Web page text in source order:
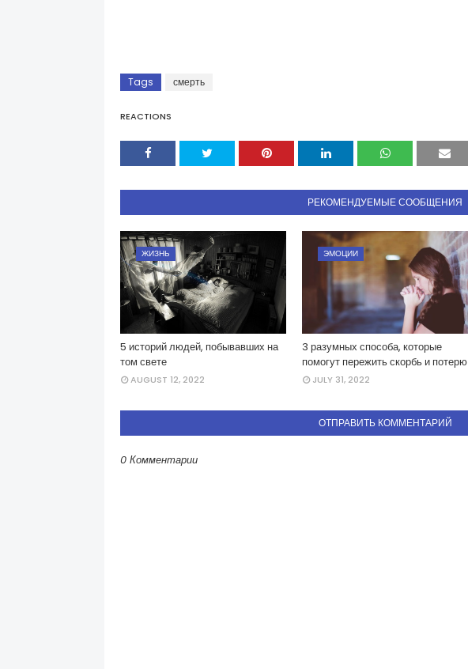
Tags смерть
REACTIONS
РЕКОМЕНДУЕМЫЕ СООБЩЕНИЯ
ЖИЗНЬ
5 историй людей, побывавших на
том свете
AUGUST 12, 2022
ЭМОЦИИ
3 разумных способа, которые
помогут пережить скорбь и потерю
JULY 31, 2022
ОТПРАВИТЬ КОММЕНТАРИЙ
0 Комментарии